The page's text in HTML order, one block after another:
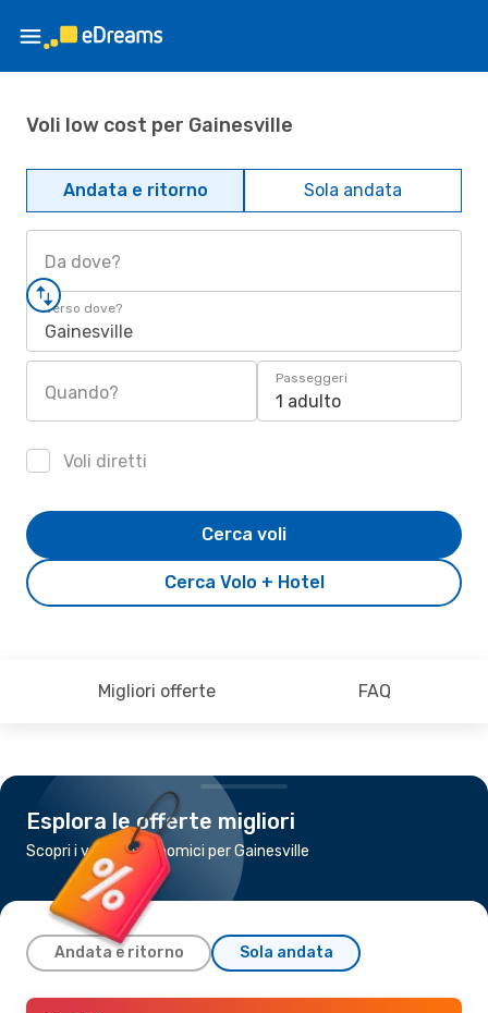
Voli low cost per Gainesville
Andata e ritorno Sola andata
Da dove?
Verso dove?
Gainesville
Quando?
Passeggeri
1 adulto
Voli diretti
Cerca Volo + Hotel
Cerca voli
Migliori offerte FAQ
Esplora le offerte migliori
Scopri i voli più economici per Gainesville
Andata e ritorno Sola andata